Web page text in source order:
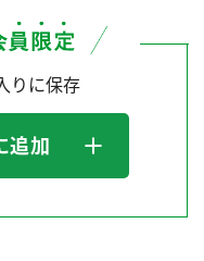
米飯用調味液
アム）
こと
りに保存
追加